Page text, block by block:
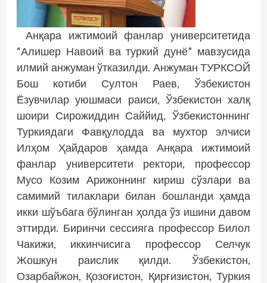
Анқара ижтимоий фанлар университетида
“Алишер Навоий ва туркий дунё” мавзусида
илмий анжуман ўтказилди. Анжуман ТУРКСОЙ
Бош котиби Султон Раев, Ўзбекистон
Ёзувчилар уюшмаси раиси, Ўзбекистон халқ
шоири Сирожиддин Саййид, Ўзбекистоннинг
Туркиядаги Фавқулодда ва мухтор элчиси
Илҳом Ҳайдаров ҳамда Анқара ижтимоий
фанлар университети ректори, профессор
Мусо Козим Арижоннинг кириш сўзлари ва
самимий тилаклари билан бошланди ҳамда
икки шўъбага бўлинган ҳолда ўз ишини давом
эттирди. Биринчи сессияга профессор Билол
Чакижи, иккинчисига профессор Селчук
Жошкун раислик қилди. Ўзбекистон,
Озарбайжон, Қозоғистон, Қирғизистон, Туркия